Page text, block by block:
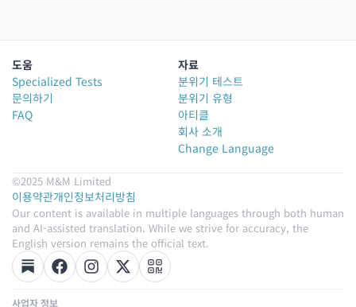
도움
Specialized Tests
문의하기
FAQ
자료
분위기 테스트
분위기 유형
아티클
회사 소개
Change Language
©2025 M&M Limited
이용약관개인정보처리방침
Our content is available in multiple languages through both human
and AI-assisted translation. While we strive for accuracy, the
English version remains the official text.
사업자 정보